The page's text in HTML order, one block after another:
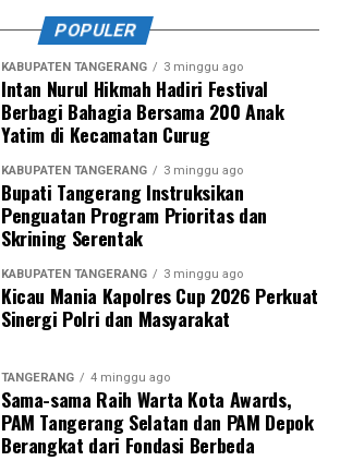
POPULER
KABUPATEN TANGERANG 3 minggu ago
Intan Nurul Hikmah Hadiri Festival
Berbagi Bahagia Bersama 200 Anak
Yatim di Kecamatan Curug
KABUPATEN TANGERANG 3 minggu ago
Bupati Tangerang Instruksikan
Penguatan Program Prioritas dan
Skrining Serentak
KABUPATEN TANGERANG 3 minggu ago
Kicau Mania Kapolres Cup 2026 Perkuat
Sinergi Polri dan Masyarakat
TANGERANG 4 minggu ago
Sama-sama Raih Warta Kota Awards,
PAM Tangerang Selatan dan PAM Depok
Berangkat dari Fondasi Berbeda